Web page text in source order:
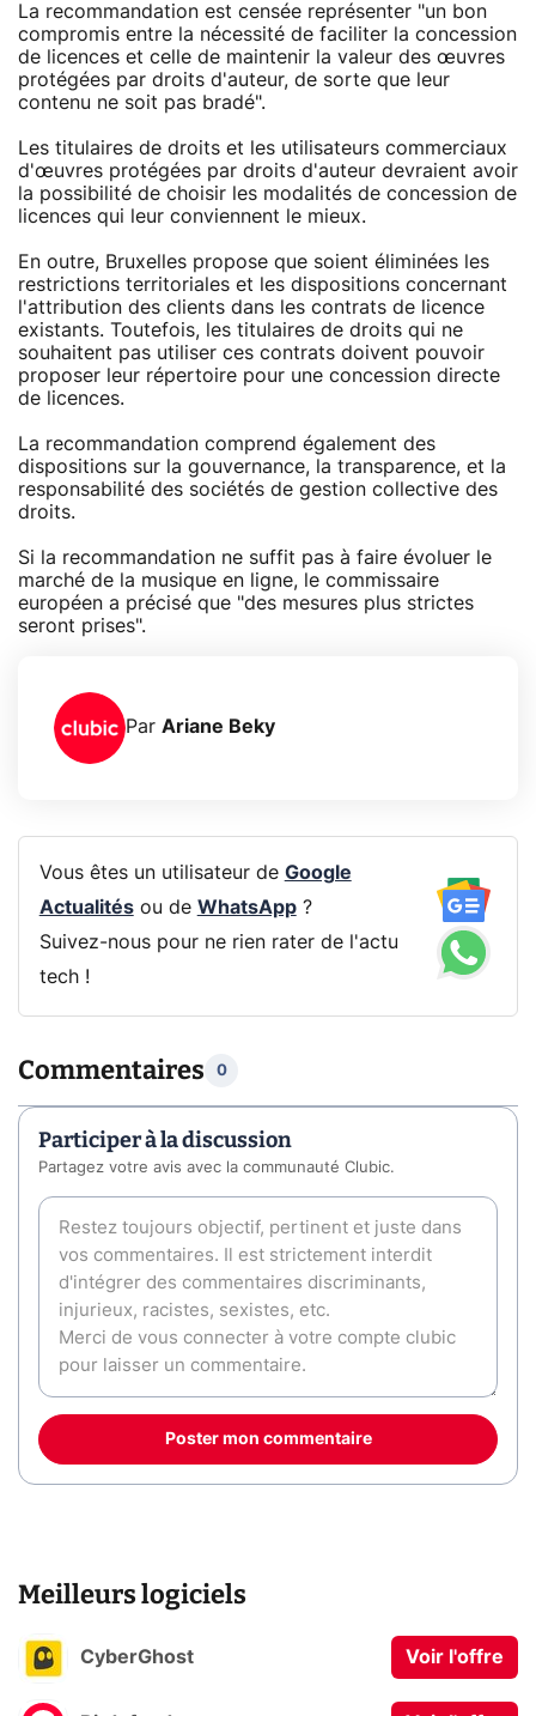
La recommandation est censée représenter "un bon
compromis entre la nécessité de faciliter la concession
de licences et celle de maintenir la valeur des œuvres
protégées par droits d'auteur, de sorte que leur
contenu ne soit pas bradé".
Les titulaires de droits et les utilisateurs commerciaux
d'œuvres protégées par droits d'auteur devraient avoir
la possibilité de choisir les modalités de concession de
licences qui leur conviennent le mieux.
En outre, Bruxelles propose que soient éliminées les
restrictions territoriales et les dispositions concernant
l'attribution des clients dans les contrats de licence
existants. Toutefois, les titulaires de droits qui ne
souhaitent pas utiliser ces contrats doivent pouvoir
proposer leur répertoire pour une concession directe
de licences.
La recommandation comprend également des
dispositions sur la gouvernance, la transparence, et la
responsabilité des sociétés de gestion collective des
droits.
Si la recommandation ne suffit pas à faire évoluer le
marché de la musique en ligne, le commissaire
européen a précisé que "des mesures plus strictes
seront prises".
Par Ariane Beky
Vous êtes un utilisateur de Google
Actualitésou de WhatsApp?
Suivez-nous pour ne rien rater de l'actu
tech !
Commentaires 0
Participer à la discussion
Partagez votre avis avec la communauté Clubic.
Poster mon commentaire
Meilleurs logiciels
CyberGhost Voir l'offre